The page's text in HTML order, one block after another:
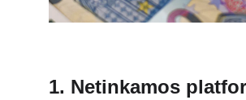
1. Netinkamos